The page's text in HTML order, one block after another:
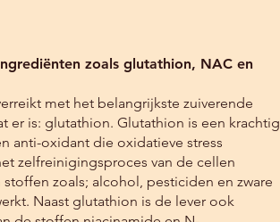
zoals glutathion, NAC en
met het belangrijkste zuiverende
er is: glutathion. Glutathion is een krachtig
anti-oxidant die oxidatieve stress
zelfreinigingsproces van de cellen
zoals; alcohol, pesticiden en zware
Naast glutathion is de lever ook